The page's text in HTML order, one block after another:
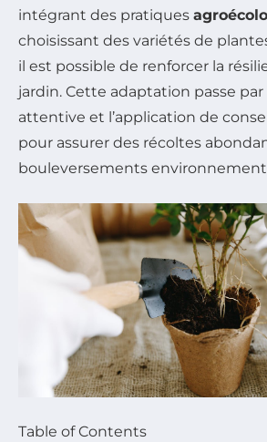
intégrant des pratiques
choisissant des variétés de
il est possible de renforcer la
jardin. Cette adaptation passe
attentive et l’application de
pour assurer des récoltes
bouleversements
Table of Contents